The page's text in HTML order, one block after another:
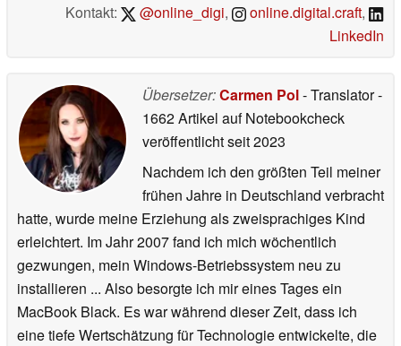
Kontakt:
@online_digi, online.digital.craft,
LinkedIn
Übersetzer:Carmen Pol- Translator-
1662 Artikel auf Notebookcheck
veröffentlichtseit 2023
Nachdem ich den größten Teil meiner
frühen Jahre in Deutschland verbracht
hatte, wurde meine Erziehung als zweisprachiges Kind
erleichtert. Im Jahr 2007 fand ich mich wöchentlich
gezwungen, mein Windows-Betriebssystem neu zu
installieren ... Also besorgte ich mir eines Tages ein
MacBook Black. Es war während dieser Zeit, dass ich
eine tiefe Wertschätzung für Technologie entwickelte, die